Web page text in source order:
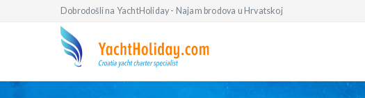
Dobrodošli na YachtHoliday - Najam brodova u Hrvatskoj